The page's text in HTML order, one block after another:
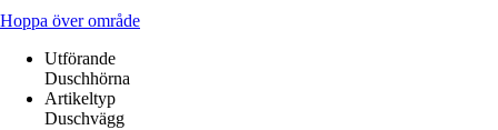
Hoppa över område
Utförande
Duschhörna
Artikeltyp
Duschvägg